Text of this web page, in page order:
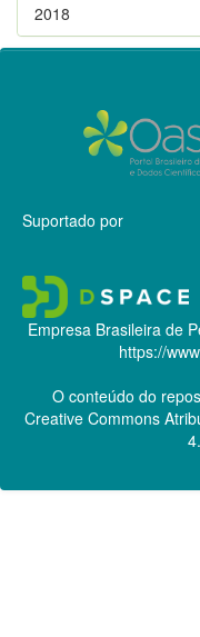
2018
Suportado por
Empresa Brasileira de
https://
O conteúdo do
Creative Commons